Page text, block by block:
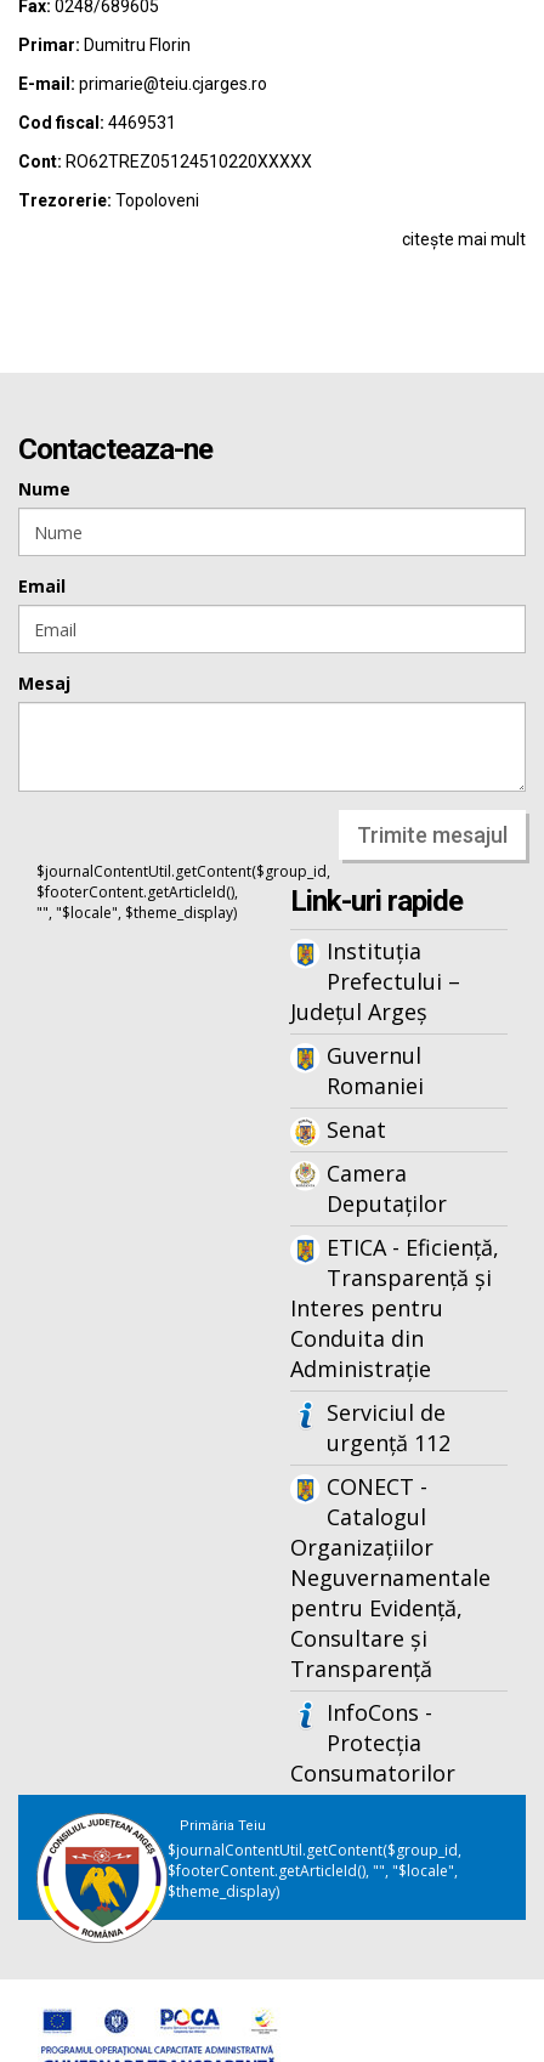
Fax: 0248/689605
Primar: Dumitru Florin
E-mail: primarie@teiu.cjarges.ro
Cod fiscal: 4469531
Cont: RO62TREZ05124510220XXXXX
Trezorerie: Topoloveni
citește mai mult
Contacteaza-ne
Nume
Email
Mesaj
Trimite mesajul
$journalContentUtil.getContent($group_id,
$footerContent.getArticleId(),
"", "$locale", $theme_display)
Link-uri rapide
Instituția
Prefectului –
Județul Argeș
Guvernul
Romaniei
Senat
Camera
Deputaților
ETICA - Eficiență,
Transparență și
Interes pentru
Conduita din
Administrație
Serviciul de
urgență 112
CONECT -
Catalogul
Organizațiilor
Neguvernamentale
pentru Evidență,
Consultare și
Transparență
InfoCons -
Protecția
Consumatorilor
Primăria Teiu
$journalContentUtil.getContent($group_id,
$footerContent.getArticleId(), "", "$locale",
$theme_display)